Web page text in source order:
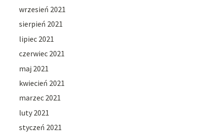
wrzesień 2021
sierpień 2021
lipiec 2021
czerwiec 2021
maj 2021
kwiecień 2021
marzec 2021
luty 2021
styczeń 2021